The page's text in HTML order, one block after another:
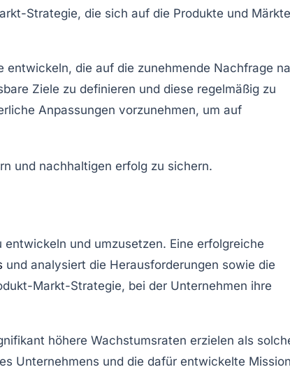
Strategie, die sich auf die Produkte und Märkte
die auf die zunehmende Nachfrage
Ziele zu definieren und diese regelmäßig zu
Anpassungen vorzunehmen, um auf
entwickeln und umzusetzen. Eine erfolgreiche
und analysiert die Herausforderungen sowie die
Markt-Strategie, bei der Unternehmen ihre
höhere Wachstumsraten erzielen als
Unternehmens und die dafür entwickelte